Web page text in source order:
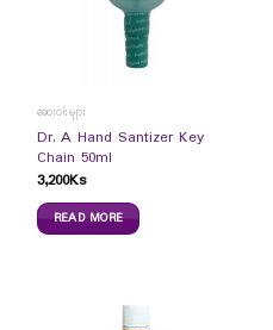
ဆေးဝါးများ
Dr. A Hand Santizer Key
Chain 50ml
3,200Ks
READ MORE